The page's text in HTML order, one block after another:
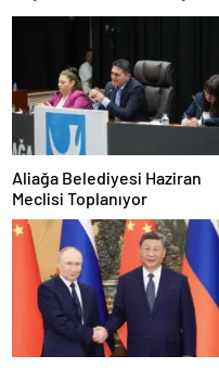
Aliağa Belediyesi Haziran
Meclisi Toplanıyor